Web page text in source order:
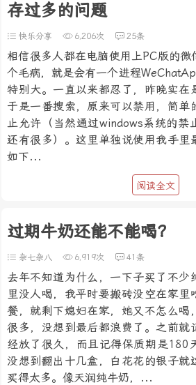
存过多的问题
快乐分享 6,206次 25条
相信很多人都在电脑使用上PC版的
个毛病，就是会有一个进程
特别大。一直以来都忍了，昨晚实在
于是一番搜索，原来可以禁用，简单
止允许（当然通过windows系统的禁
还有很多）。这里单独说使用我手里
如下...
阅读全文
过期牛奶还能不能喝？
杂七杂八 6,919次 41条
去年不知道为什么，一下子买了不少
里没人喝，我平时要搬砖没空在家里
餐，就剩下媳妇在家，她又不怎么喝
很多，没想到最后都浪费了。之前就
经放了很久，而且记得保质期是180
没想到翻出十几盒，白花花的银子就
买得太多。像天润纯牛奶，...